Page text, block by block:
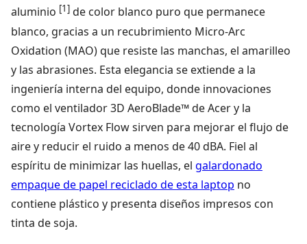
aluminio [1] de color blanco puro que permanece
blanco, gracias a un recubrimiento Micro-Arc
Oxidation (MAO) que resiste las manchas, el amarilleo
y las abrasiones. Esta elegancia se extiende a la
ingeniería interna del equipo, donde innovaciones
como el ventilador 3D AeroBlade™ de Acer y la
tecnología Vortex Flow sirven para mejorar el flujo de
aire y reducir el ruido a menos de 40 dBA. Fiel al
espíritu de minimizar las huellas, el galardonado
empaque de papel reciclado de esta laptop no
contiene plástico y presenta diseños impresos con
tinta de soja.